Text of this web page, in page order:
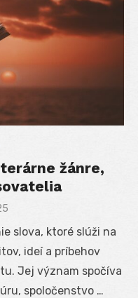
žánre,
slova, ktoré slúži na
ideí a príbehov
Jej význam spočíva
spoločenstvo …